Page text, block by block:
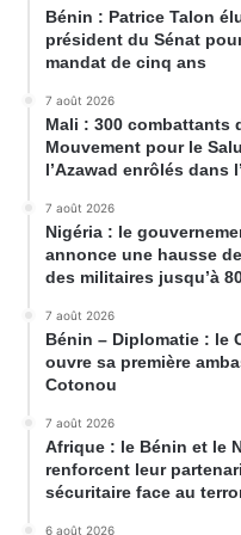
Bénin : Patrice Talon
président du Sénat
mandat de cinq ans
7 août 2026
Mali : 300 combattants
Mouvement pour le
l’Azawad enrôlés dans
7 août 2026
Nigéria : le
annonce une hausse
des militaires jusqu’à
7 août 2026
Bénin – Diplomatie : le
ouvre sa première
Cotonou
7 août 2026
Afrique : le Bénin et le
renforcent leur
sécuritaire face au
6 août 2026